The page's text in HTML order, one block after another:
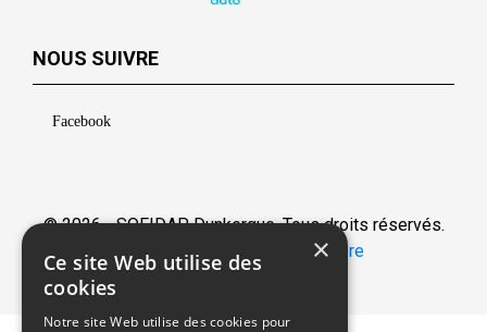
NOUS SUIVRE
Facebook
© 2026 - SOFIDAP Dunkerque. Tous droits réservés.
Réalisation :
Nextlane Livestore
×
Ce site Web utilise des
cookies
Notre site Web utilise des cookies pour